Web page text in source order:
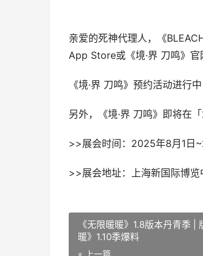
亲爱的死神代理人，《
App Store或《境·界 刀鸣》官
《境·界 刀鸣》预约活动进行
另外，《境·界 刀鸣》即将在
>>展会时间：2025年8月1日
>>展会地址：上海新国际博
《无限暖暖》1.8版本丹青季 |
暖》1.10季爆料
« 上一篇